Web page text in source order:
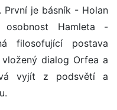
První je básník - Holan
osobnost Hamleta -
filosofující postava
dialog Orfea a
vyjít z podsvětí a